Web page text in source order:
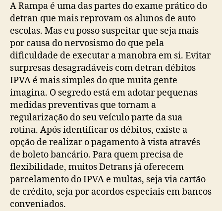
A Rampa é uma das partes do exame prático do
detran que mais reprovam os alunos de auto
escolas. Mas eu posso suspeitar que seja mais
por causa do nervosismo do que pela
dificuldade de executar a manobra em si. Evitar
surpresas desagradáveis com detran débitos
IPVA é mais simples do que muita gente
imagina. O segredo está em adotar pequenas
medidas preventivas que tornam a
regularização do seu veículo parte da sua
rotina. Após identificar os débitos, existe a
opção de realizar o pagamento à vista através
de boleto bancário. Para quem precisa de
flexibilidade, muitos Detrans já oferecem
parcelamento do IPVA e multas, seja via cartão
de crédito, seja por acordos especiais em bancos
conveniados.